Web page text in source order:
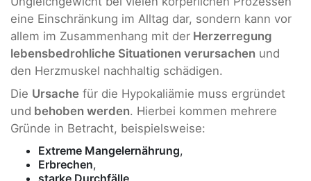
eine Einschränkung im Alltag dar, sondern kann vor
allem im Zusammenhang mit der Herzerregung
lebensbedrohliche Situationen verursachen und
den Herzmuskel nachhaltig schädigen.
Die Ursache für die Hypokaliämie muss ergründet
und behoben werden. Hierbei kommen mehrere
Gründe in Betracht, beispielsweise:
Extreme Mangelernährung,
Erbrechen,
starke Durchfälle.